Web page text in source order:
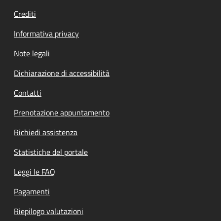
Crediti
Informativa privacy
Note legali
Dichiarazione di accessibilità
Contatti
Prenotazione appuntamento
Richiedi assistenza
Statistiche del portale
Leggi le FAQ
Pagamenti
Riepilogo valutazioni